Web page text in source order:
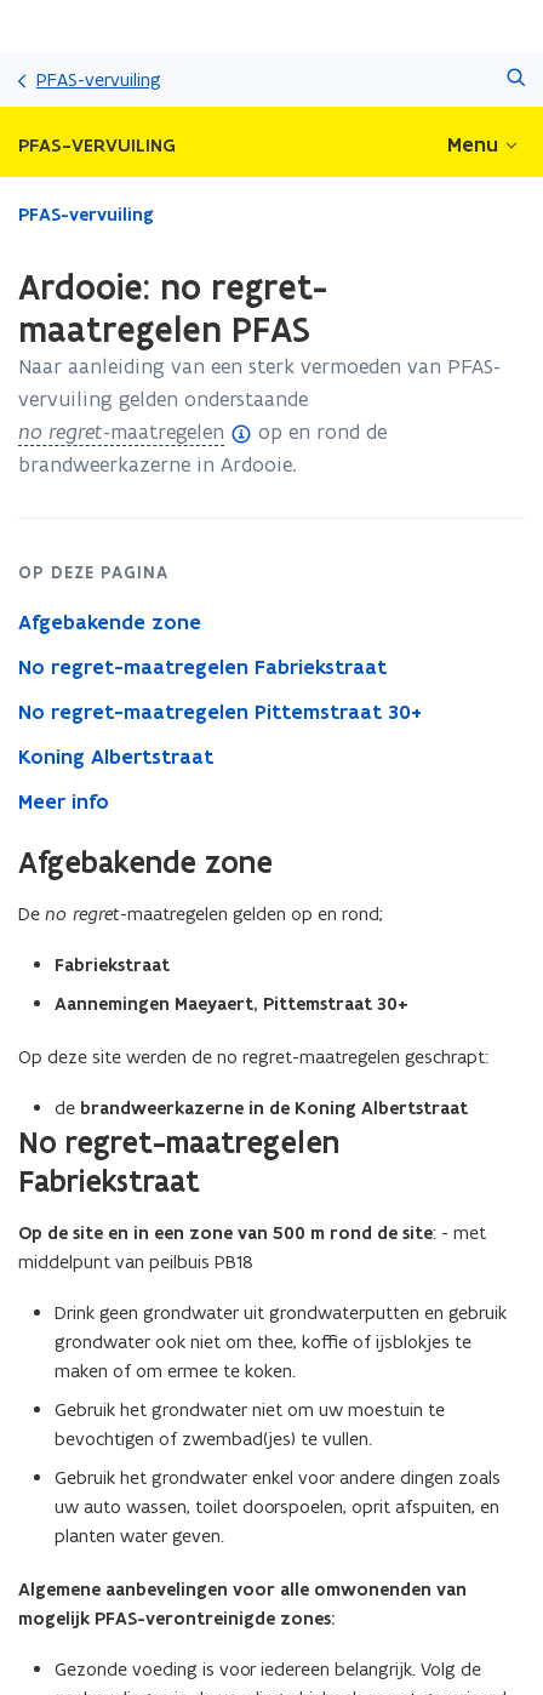
gaan
PFAS-vervuiling
PFAS-VERVUILING Menu
Gedaan
zich
op:
Ardooie:
regret-
maatregelen
PFAS-vervuiling
Ardooie: no regret-
maatregelen PFAS
Naar aanleiding van een sterk vermoeden van PFAS-
vervuiling gelden onderstaande
no regret-maatregelen
(
o
n
e
f
n
i
t
e
op en rond de
brandweerkazerne in Ardooie.
OP DEZE PAGINA
Afgebakende zone
No regret-maatregelen Fabriekstraat
No regret-maatregelen Pittemstraat 30+
Koning Albertstraat
Meer info
Afgebakende zone
De no regret-maatregelen gelden op en rond;
Fabriekstraat
Aannemingen Maeyaert, Pittemstraat 30+
Op deze site werden de no regret-maatregelen geschrapt:
de brandweerkazerne in de Koning Albertstraat
No regret-maatregelen
Fabriekstraat
Op de site en in een zone van 500 m rond de site: - met
middelpunt van peilbuis PB18
Drink geen grondwater uit grondwaterputten en gebruik
grondwater ook niet om thee, koffie of ijsblokjes te
maken of om ermee te koken.
Gebruik het grondwater niet om uw moestuin te
bevochtigen of zwembad(jes) te vullen.
Gebruik het grondwater enkel voor andere dingen zoals
uw auto wassen, toilet doorspoelen, oprit afspuiten, en
planten water geven.
Algemene aanbevelingen voor alle omwonenden van
mogelijk PFAS-verontreinigde zones:
Gezonde voeding is voor iedereen belangrijk. Volg de